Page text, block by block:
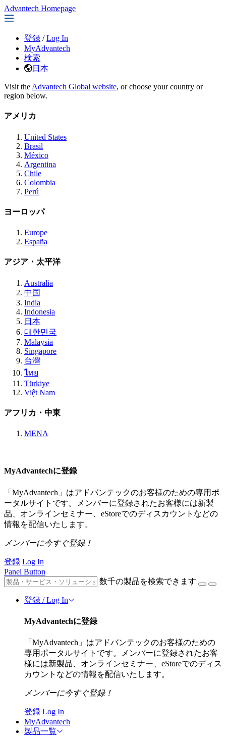
Advantech Homepage
登録 / Log In
MyAdvantech
検索
日本
Visit the Advantech Global website, or choose your country or
region below.
アメリカ
United States
Brasil
México
Argentina
Chile
Colombia
Perú
ヨーロッパ
Europe
España
アジア・太平洋
Australia
中国
India
Indonesia
日本
대한민국
Malaysia
Singapore
台灣
ไทย
Türkiye
Việt Nam
アフリカ・中東
MENA
MyAdvantechに登録
「MyAdvantech」はアドバンテックのお客様のための専用ポ
ータルサイトです。メンバーに登録されたお客様には新製
品、オンラインセミナー、eStoreでのディスカウントなどの
情報を配信いたします。
メンバーに今すぐ登録！
登録 Log In
Panel Button
数千の製品を検索できます
登録 / Log In
MyAdvantechに登録
「MyAdvantech」はアドバンテックのお客様のための
専用ポータルサイトです。メンバーに登録されたお客
様には新製品、オンラインセミナー、eStoreでのディス
カウントなどの情報を配信いたします。
メンバーに今すぐ登録！
登録 Log In
MyAdvantech
製品一覧